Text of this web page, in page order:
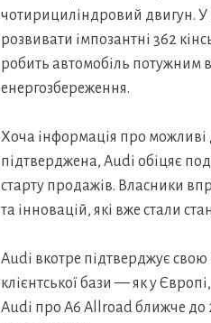
чотирициліндровий двигун. У
розвивати імпозантні 362
робить автомобіль потужним
енергозбереження.
Хоча інформація про можливі
підтверджена, Audi обіцяє
старту продажів. Власники
та інновацій, які вже стали
Audi вкотре підтверджує свою
клієнтської бази — як у
Audi про A6 Allroad ближче до